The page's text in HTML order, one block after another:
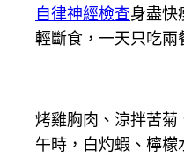
自律神經檢查身盡快
輕斷食，一天只吃兩
烤雞胸肉、涼拌苦
午時，白灼蝦、檸